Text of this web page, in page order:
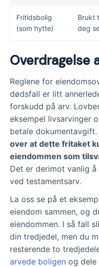
Fritidsbolig
(som hytte)
Brukt
deg
Overdragelse
Reglene for
dødsfall er litt
forskudd på arv.
eksempel livsarvinger
betale dokumentavgift.
over at dette fritaket
eiendommen som
Det er derimot vanlig
ved testamentsarv.
La oss se på et
eiendom sammen, og
eiendommen. I så fall
din tredjedel, men du
resterende to
arvede boligen og dele